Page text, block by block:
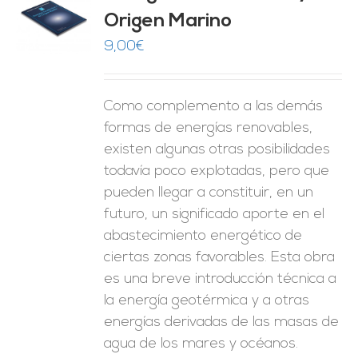
Origen Marino
9,00€
Como complemento a las demás
formas de energías renovables,
existen algunas otras posibilidades
todavía poco explotadas, pero que
pueden llegar a constituir, en un
futuro, un significado aporte en el
abastecimiento energético de
ciertas zonas favorables. Esta obra
es una breve introducción técnica a
la energía geotérmica y a otras
energías derivadas de las masas de
agua de los mares y océanos.